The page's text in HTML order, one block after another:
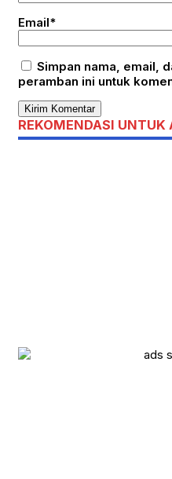
Email*
Simpan nama, email,
peramban ini untuk
REKOMENDASI UNTUK